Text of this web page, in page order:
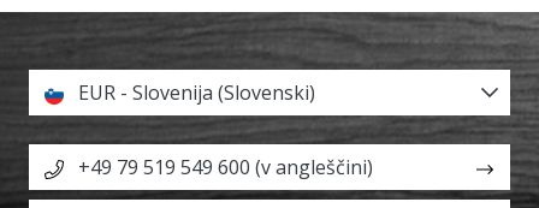
EUR - Slovenija (Slovenski)
+49 79 519 549 600 (v angleščini)